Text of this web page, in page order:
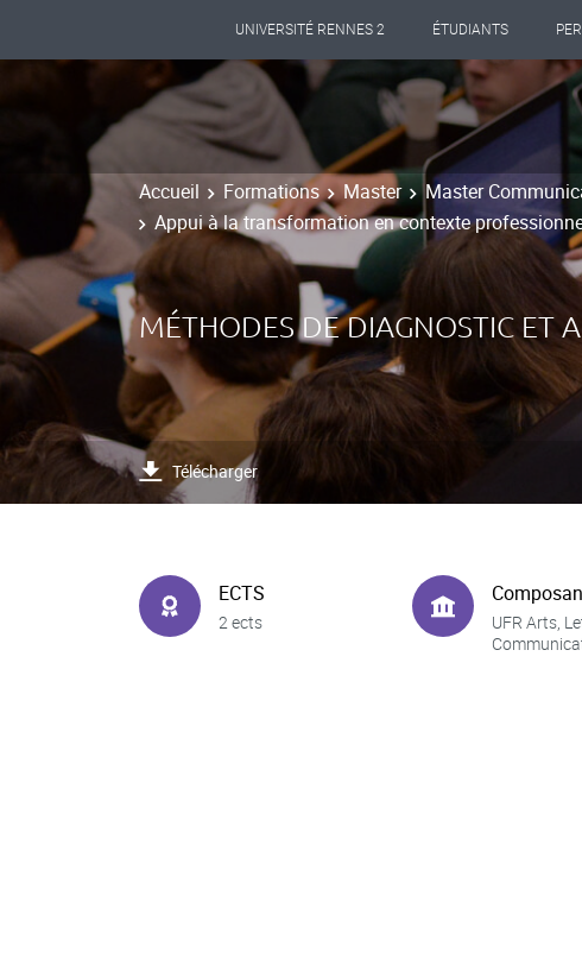
UNIVERSITÉ RENNES 2 ÉTUDIANTS
Accueil Formations Master
Master
Appui à la transformation en contexte
MÉTHODES DE DIAGNOSTIC ET
Télécharger
ECTS
2 ects
UFR Arts,